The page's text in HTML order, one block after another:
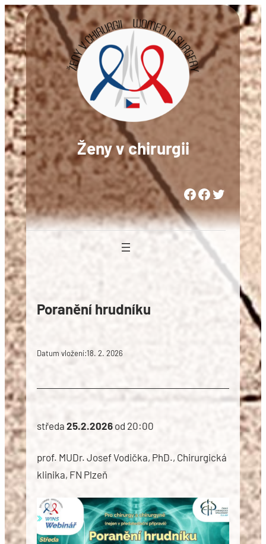
Přeskočit
na
obsah
Ženy v chirurgii
Woman in Medicine Czech Republic Women in Surgery Europe Woman in Surgery Czech Republic
Poranění hrudníku
Datum vložení:18. 2. 2026
středa 25.2.2026od 20:00
prof. MUDr. Josef Vodička, PhD., Chirurgická
klinika, FN Plzeň